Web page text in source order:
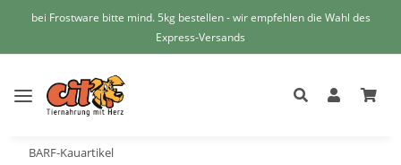
bei Frostware bitte mind. 5kg bestellen - wir empfehlen die Wahl des
Express-Versands
BARF-Kauartikel